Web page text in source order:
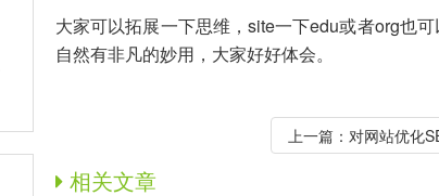
大家可以拓展一下思维，site一下edu或者org也
自然有非凡的妙用，大家好好体会。
上一篇： 对网站优化
相关文章